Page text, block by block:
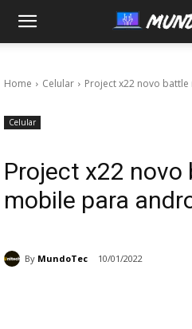
MundoTec
Home Celular Project x22 novo
Celular
Project x22 novo
mobile para
By MundoTec 10/01/2022